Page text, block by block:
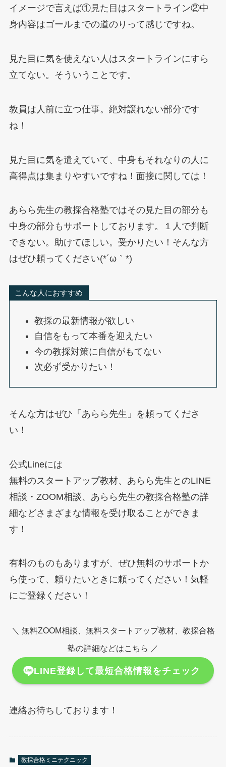
イメージで言えば①見た目はスタートライン②中
身内容はゴールまでの道のりって感じですね。
見た目に気を使えない人はスタートラインにすら
立てない。そういうことです。
教員は人前に立つ仕事。絶対譲れない部分です
ね！
見た目に気を遣えていて、中身もそれなりの人に
高得点は集まりやすいですね！面接に関しては！
あらら先生の教採合格塾ではその見た目の部分も
中身の部分もサポートしております。１人で判断
できない。助けてほしい。受かりたい！そんな方
はぜひ頼ってください(*´ω｀*)
こんな人におすすめ
教採の最新情報が欲しい
自信をもって本番を迎えたい
今の教採対策に自信がもてない
次必ず受かりたい！
そんな方はぜひ「あらら先生」を頼ってくださ
い！
公式Lineには
無料のスタートアップ教材、あらら先生とのLINE
相談・ZOOM相談、あらら先生の教採合格塾の詳
細などさまざまな情報を受け取ることができま
す！
有料のものもありますが、ぜひ無料のサポートか
ら使って、頼りたいときに頼ってください！気軽
にご登録ください！
＼ 無料ZOOM相談、無料スタートアップ教材、教採合格
塾の詳細などはこちら ／
LINE登録して最短合格情報をチェック
連絡お待ちしております！
教採合格ミニテクニック